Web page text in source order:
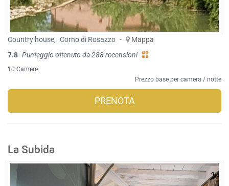
Country house, Corno di Rosazzo -
Mappa
7.8 Punteggio ottenuto da 288 recensioni
10 Camere
Prezzo base per camera / notte
PRENOTA
La Subida